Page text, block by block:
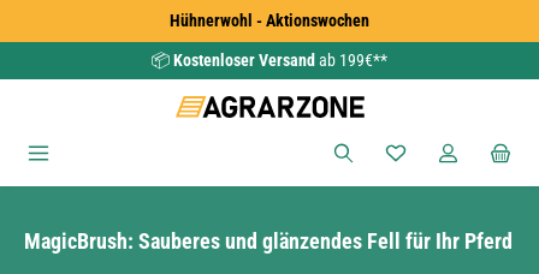
Zum Hauptinhalt springenHühnerwohl - Aktionswochen
📦Kostenloser Versand ab 199€**
Du hast 0
MagicBrush: Sauberes und glänzendes Fell für Ihr Pferd